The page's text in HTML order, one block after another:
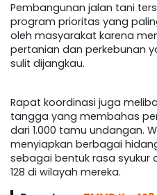
Pembangunan jalan tani
program prioritas yang
oleh masyarakat karena
pertanian dan perkebunan
sulit dijangkau.
Rapat koordinasi juga
tangga yang membahas
dari 1.000 tamu undangan.
menyiapkan berbagai
sebagai bentuk rasa syukur
128 di wilayah mereka.